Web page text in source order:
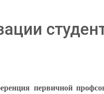
первичной